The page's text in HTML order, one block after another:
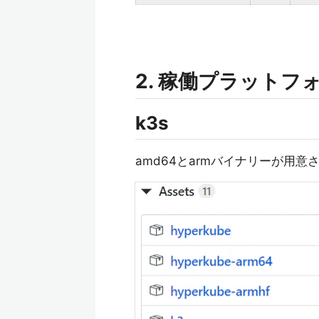
2. 稼働プラットフ
k3s
amd64とarmバイナリーが用意さ